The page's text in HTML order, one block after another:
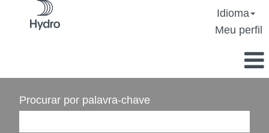
Idioma
Meu perfil
Procurar por palavra-chave